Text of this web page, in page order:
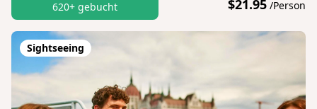
620+ gebucht $21.95 /Person
Sightseeing